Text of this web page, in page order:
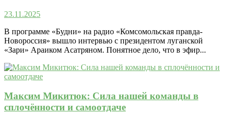
23.11.2025
В программе «Будни» на радио «Комсомольская правда-
Новороссия» вышло интервью с президентом луганской
«Зари» Араиком Асатряном. Понятное дело, что в эфир...
Максим Микитюк: Сила нашей команды в
сплочённости и самоотдаче